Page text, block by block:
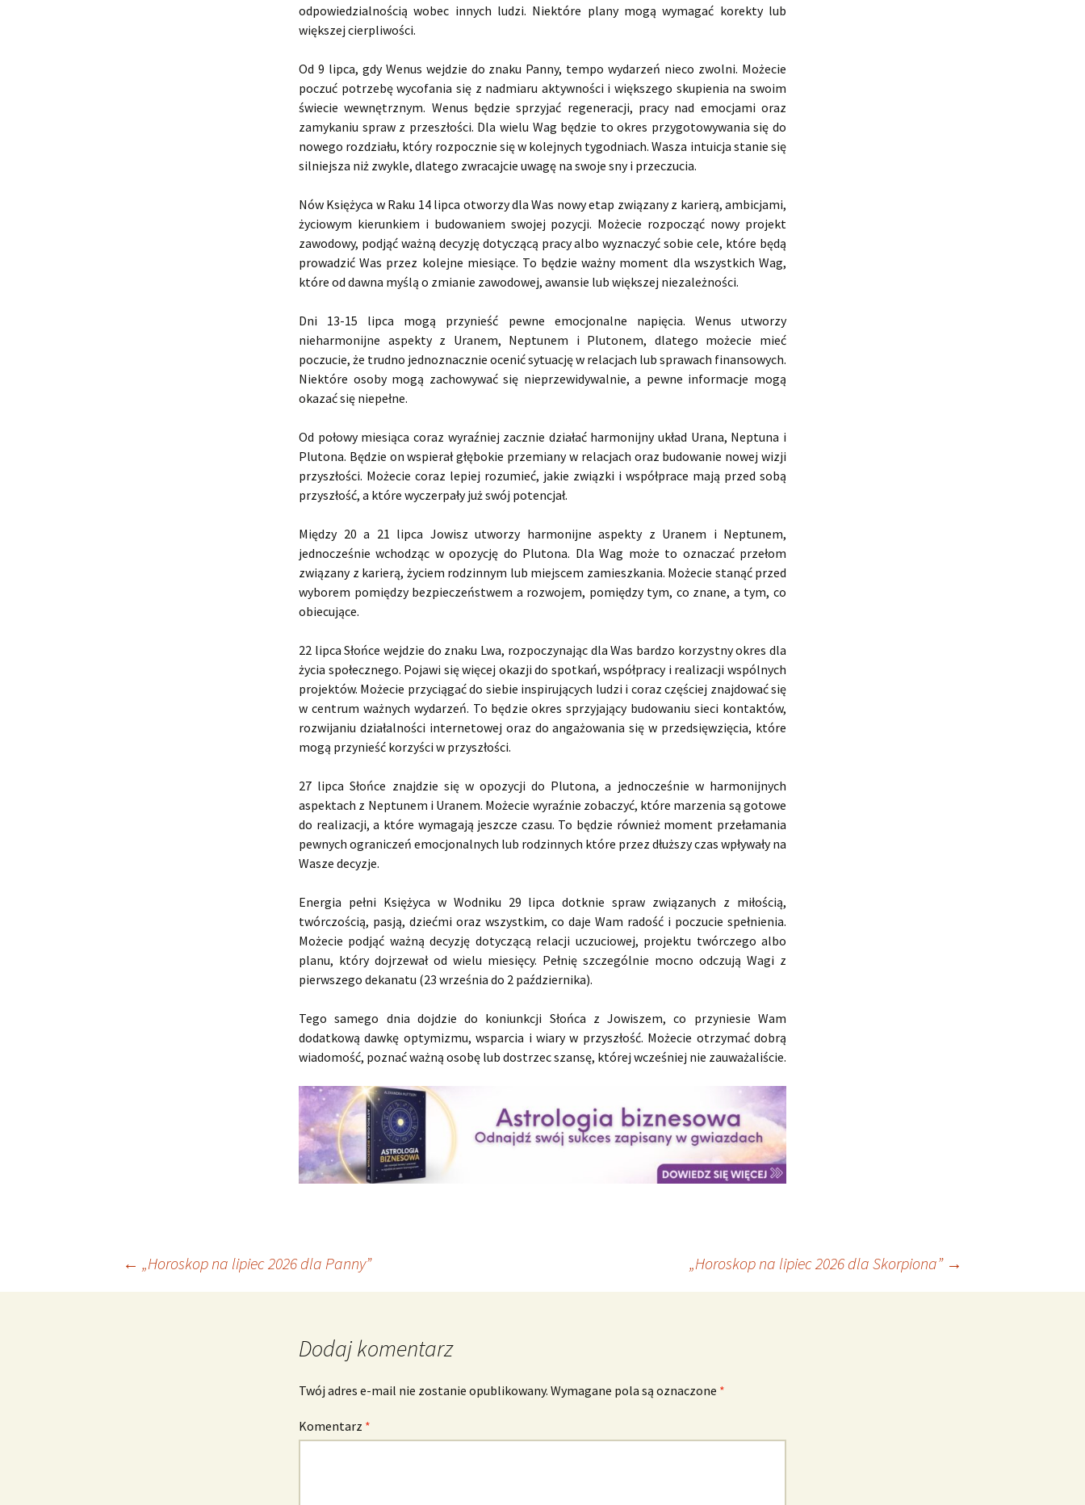
odpowiedzialnością wobec innych ludzi. Niektóre plany mogą wymagać korekty lub
większej cierpliwości.
Od 9 lipca, gdy Wenus wejdzie do znaku Panny, tempo wydarzeń nieco zwolni. Możecie
poczuć potrzebę wycofania się z nadmiaru aktywności i większego skupienia na swoim
świecie wewnętrznym. Wenus będzie sprzyjać regeneracji, pracy nad emocjami oraz
zamykaniu spraw z przeszłości. Dla wielu Wag będzie to okres przygotowywania się do
nowego rozdziału, który rozpocznie się w kolejnych tygodniach. Wasza intuicja stanie się
silniejsza niż zwykle, dlatego zwracajcie uwagę na swoje sny i przeczucia.
Nów Księżyca w Raku 14 lipca otworzy dla Was nowy etap związany z karierą, ambicjami,
życiowym kierunkiem i budowaniem swojej pozycji. Możecie rozpocząć nowy projekt
zawodowy, podjąć ważną decyzję dotyczącą pracy albo wyznaczyć sobie cele, które będą
prowadzić Was przez kolejne miesiące. To będzie ważny moment dla wszystkich Wag,
które od dawna myślą o zmianie zawodowej, awansie lub większej niezależności.
Dni 13-15 lipca mogą przynieść pewne emocjonalne napięcia. Wenus utworzy
nieharmonijne aspekty z Uranem, Neptunem i Plutonem, dlatego możecie mieć
poczucie, że trudno jednoznacznie ocenić sytuację w relacjach lub sprawach finansowych.
Niektóre osoby mogą zachowywać się nieprzewidywalnie, a pewne informacje mogą
okazać się niepełne.
Od połowy miesiąca coraz wyraźniej zacznie działać harmonijny układ Urana, Neptuna i
Plutona. Będzie on wspierał głębokie przemiany w relacjach oraz budowanie nowej wizji
przyszłości. Możecie coraz lepiej rozumieć, jakie związki i współprace mają przed sobą
przyszłość, a które wyczerpały już swój potencjał.
Między 20 a 21 lipca Jowisz utworzy harmonijne aspekty z Uranem i Neptunem,
jednocześnie wchodząc w opozycję do Plutona. Dla Wag może to oznaczać przełom
związany z karierą, życiem rodzinnym lub miejscem zamieszkania. Możecie stanąć przed
wyborem pomiędzy bezpieczeństwem a rozwojem, pomiędzy tym, co znane, a tym, co
obiecujące.
22 lipca Słońce wejdzie do znaku Lwa, rozpoczynając dla Was bardzo korzystny okres dla
życia społecznego. Pojawi się więcej okazji do spotkań, współpracy i realizacji wspólnych
projektów. Możecie przyciągać do siebie inspirujących ludzi i coraz częściej znajdować się
w centrum ważnych wydarzeń. To będzie okres sprzyjający budowaniu sieci kontaktów,
rozwijaniu działalności internetowej oraz do angażowania się w przedsięwzięcia, które
mogą przynieść korzyści w przyszłości.
27 lipca Słońce znajdzie się w opozycji do Plutona, a jednocześnie w harmonijnych
aspektach z Neptunem i Uranem. Możecie wyraźnie zobaczyć, które marzenia są gotowe
do realizacji, a które wymagają jeszcze czasu. To będzie również moment przełamania
pewnych ograniczeń emocjonalnych lub rodzinnych które przez dłuższy czas wpływały na
Wasze decyzje.
Energia pełni Księżyca w Wodniku 29 lipca dotknie spraw związanych z miłością,
twórczością, pasją, dziećmi oraz wszystkim, co daje Wam radość i poczucie spełnienia.
Możecie podjąć ważną decyzję dotyczącą relacji uczuciowej, projektu twórczego albo
planu, który dojrzewał od wielu miesięcy. Pełnię szczególnie mocno odczują Wagi z
pierwszego dekanatu (23 września do 2 października).
Tego samego dnia dojdzie do koniunkcji Słońca z Jowiszem, co przyniesie Wam
dodatkową dawkę optymizmu, wsparcia i wiary w przyszłość. Możecie otrzymać dobrą
wiadomość, poznać ważną osobę lub dostrzec szansę, której wcześniej nie zauważaliście.
Nawigacja
← „Horoskop na lipiec 2026 dla Panny” „Horoskop na lipiec 2026 dla Skorpiona” →
Dodaj komentarz
Twój adres e-mail nie zostanie opublikowany. Wymagane pola są oznaczone *
Komentarz *